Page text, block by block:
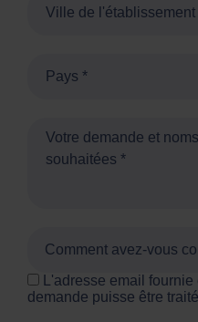
Comment avez-vous
L'adresse email
demande puisse être